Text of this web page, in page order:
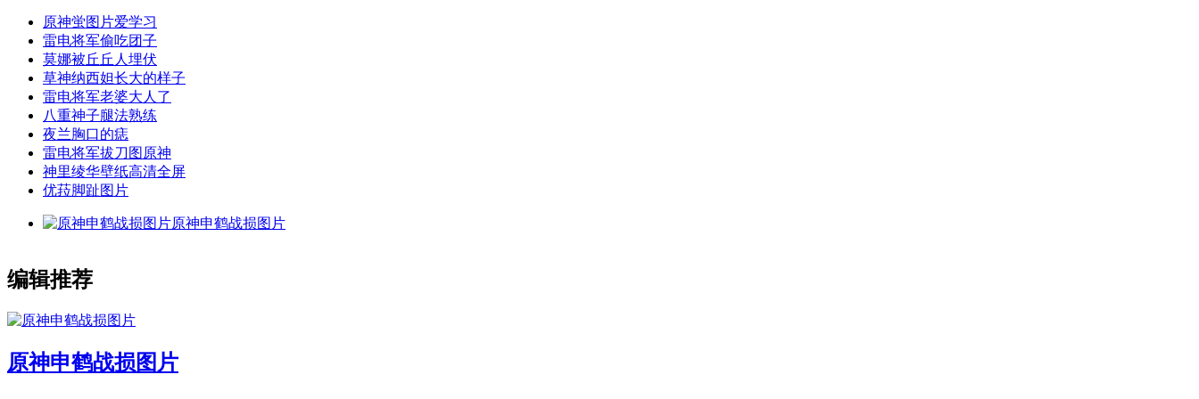
原神蛍图片爱学习
雷电将军偷吃团子
莫娜被丘丘人埋伏
草神纳西妲长大的样子
雷电将军老婆大人了
八重神子腿法熟练
夜兰胸口的痣
雷电将军拔刀图原神
神里绫华壁纸高清全屏
优菈脚趾图片
原神申鹤战损图片
编辑推荐
原神申鹤战损图片